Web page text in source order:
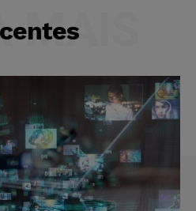
MAIS